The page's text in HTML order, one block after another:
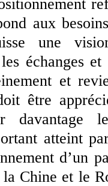
aux
une
échanges
et
être
davantage
atteint
d’un
Chine et le